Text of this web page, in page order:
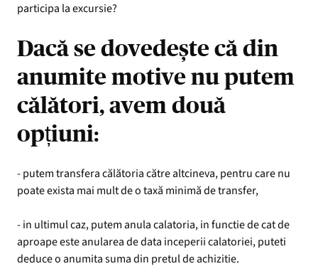
participa la excursie?
Dacă se dovedește că din
anumite motive nu putem
călători, avem două
opțiuni:
- putem transfera călătoria către altcineva, pentru care nu
poate exista mai mult de o taxă minimă de transfer,
- in ultimul caz, putem anula calatoria, in functie de cat de
aproape este anularea de data inceperii calatoriei, puteti
deduce o anumita suma din pretul de achizitie.